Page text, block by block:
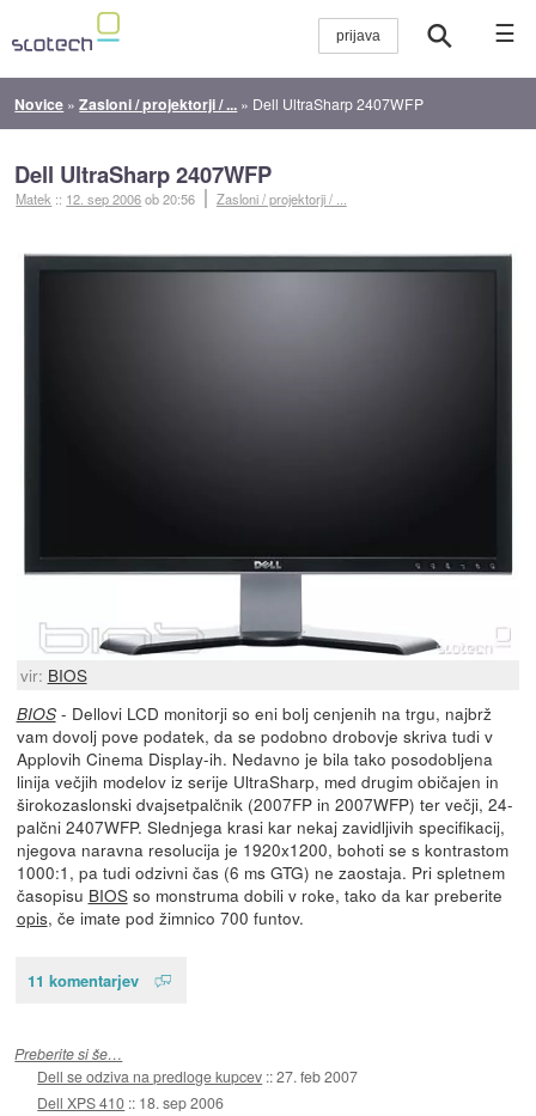
☰
Novice »Zasloni / projektorji / ... » Dell UltraSharp 2407WFP
Dell UltraSharp 2407WFP
Matek :: 12. sep 2006ob 20:56 Zasloni / projektorji / ...
vir: BIOS
BIOS- Dellovi LCD monitorji so eni bolj cenjenih na trgu, najbrž
vam dovolj pove podatek, da se podobno drobovje skriva tudi v
Applovih Cinema Display-ih. Nedavno je bila tako posodobljena
linija večjih modelov iz serije UltraSharp, med drugim običajen in
širokozaslonski dvajsetpalčnik (2007FP in 2007WFP) ter večji, 24-
palčni 2407WFP. Slednjega krasi kar nekaj zavidljivih specifikacij,
njegova naravna resolucija je 1920x1200, bohoti se s kontrastom
1000:1, pa tudi odzivni čas (6 ms GTG) ne zaostaja. Pri spletnem
časopisu BIOSso monstruma dobili v roke, tako da kar preberite
opis, če imate pod žimnico 700 funtov.
11 komentarjev
Preberite si še…
Dell se odziva na predloge kupcev ::27. feb 2007
Dell XPS 410 :: 18. sep 2006